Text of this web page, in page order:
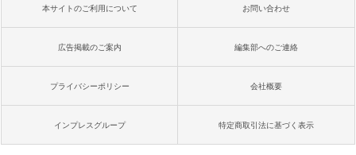
本サイトのご利用について お問い合わせ
広告掲載のご案内 編集部へのご連絡
プライバシーポリシー 会社概要
インプレスグループ 特定商取引法に基づく表示